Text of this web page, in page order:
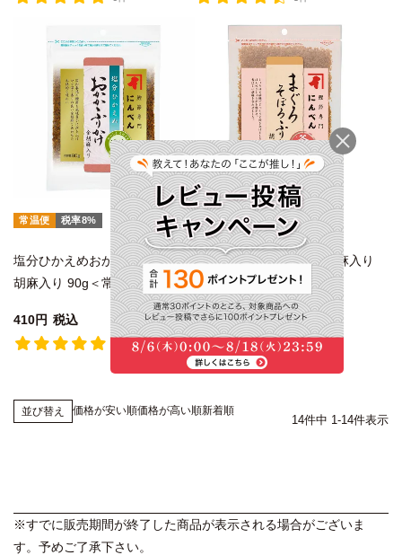
常温便 税率8%
塩分ひかえめおかかふりかけ 金
胡麻入り 90g＜常温・O＞
410 税込
常温便 税率8%
まぐろそぼろふりかけ 胡麻入り
80g＜常温・O＞
410 税込
2件
並び替え 価格が安い順価格が高い順新着順
14件中 1-14件表示
※すでに販売期間が終了した商品が表示される場合がございま
す。予めご了承下さい。